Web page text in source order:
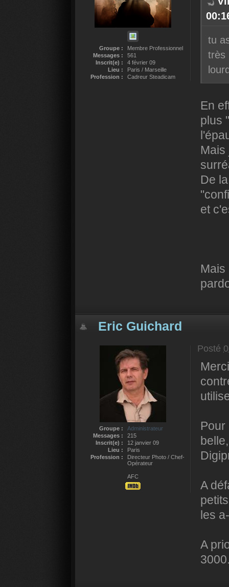
Groupe :
Membre Professionnel
Messages :
561
Inscrit(e) :
4 février 09
Lieu :
Paris / Marseille
Profession :
Cadreur Steadicam
tu
très
En
plus
Mais
De
et
Mais
Eric Guichard
Groupe :
Administrateur
Messages :
215
Inscrit(e) :
12 janvier 09
Lieu :
Paris
Profession :
Directeur Photo / Chef-
Opérateur
AFC
Posté
Pour
A
les
A